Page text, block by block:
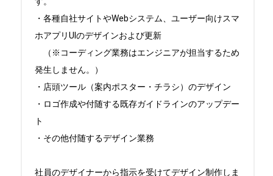
・各種自社サイトやWebシステム、ユーザー向けスマ
ホアプリUIのデザインおよび更新
（※コーディング業務はエンジニアが担当するため
発生しません。）
・店頭ツール（案内ポスター・チラシ）のデザイン
・ロゴ作成や付随する既存ガイドラインのアップデー
ト
・その他付随するデザイン業務
社員のデザイナーから指示を受けてデザイン制作しま